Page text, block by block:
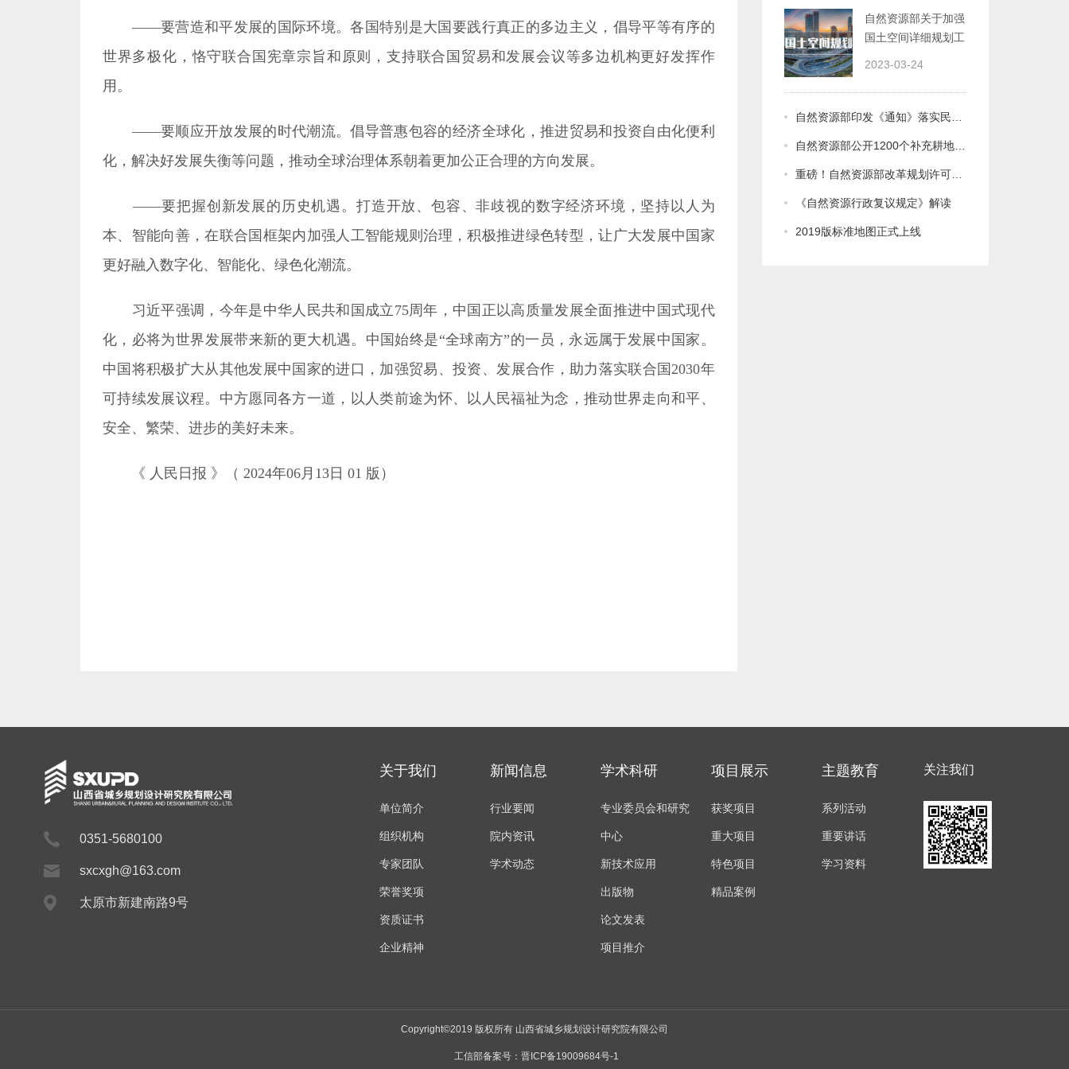
用。
化，解决好发展失衡等问题，推动全球治理体系朝着更加公正合理的方向发展。
更好融入数字化、智能化、绿色化潮流。
习近平强调，今年是中华人民共和国成立
安全、繁荣、进步的美好未来。
《 人民日报 》（ 2024年06月13日 01 版）
2023-03-24
自然资源部印发《通知》落实民法典规定做好不动产抵押权登记
自然资源部公开1200个补充耕地项目与地块信息
重磅！自然资源部改革规划许可和用地审批
《自然资源行政复议规定》解读
2019版标准地图正式上线
0351-5680100
sxcxgh@163.com
太原市新建南路9号
关于我们
单位简介
组织机构
专家团队
荣誉奖项
资质证书
企业精神
新闻信息
行业要闻
院内资讯
学术动态
学术科研
中心
新技术应用
出版物
论文发表
项目推介
项目展示
获奖项目
重大项目
特色项目
精品案例
主题教育
系列活动
重要讲话
学习资料
关注我们
Copyright©2019 版权所有 山西省城乡规划设计研究院有限公司
工信部备案号： 晋ICP备19009684号-1